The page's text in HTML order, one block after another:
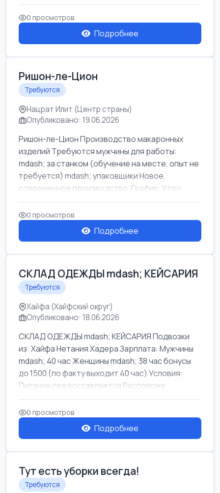
0 просмотров
Подробнее
Ришон-ле-Цион
Требуются
Нацрат Илит (Центр страны)
Опубликовано: 19.06.2026
Ришон-ле-Цион Производство макаронных
изделий Требуются мужчины для работы:
mdash; за станком (обучение на месте, опыт не
требуется) mdash; упаковщики Новое,
современное производство. График: Утро
mda...
0 просмотров
Подробнее
СКЛАД ОДЕЖДЫ mdash; КЕЙСАРИЯ
Требуются
Хайфа (Хайфский округ)
Опубликовано: 18.06.2026
СКЛАД ОДЕЖДЫ mdash; КЕЙСАРИЯ Подвозки
из: Хайфа Нетания Хадера Зарплата: Мужчины
mdash; 40 час Женщины mdash; 38 час бонусы
до 1500 (по факту выходит 40 час) Условия:
Питание предоставляется Расположе...
0 просмотров
Подробнее
Тут есть уборки всегда!
Требуются